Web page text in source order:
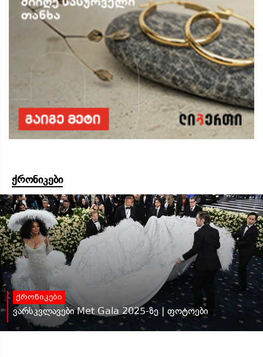
ქრონიკები
ქრონიკები
ვარსკვლავები Met Gala 2025-ზე | ფოტოები